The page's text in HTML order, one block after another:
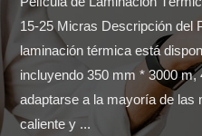
15-25 Micras Descripción del
laminación térmica está
incluyendo 350 mm * 3000
adaptarse a la mayoría de las
caliente y ...